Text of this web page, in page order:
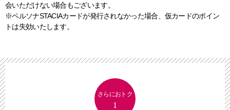
会いただけない場合もございます。
※ペルソナSTACIAカードが発行されなかった場合、仮カードのポイン
トは失効いたします。
さらにおトク
1